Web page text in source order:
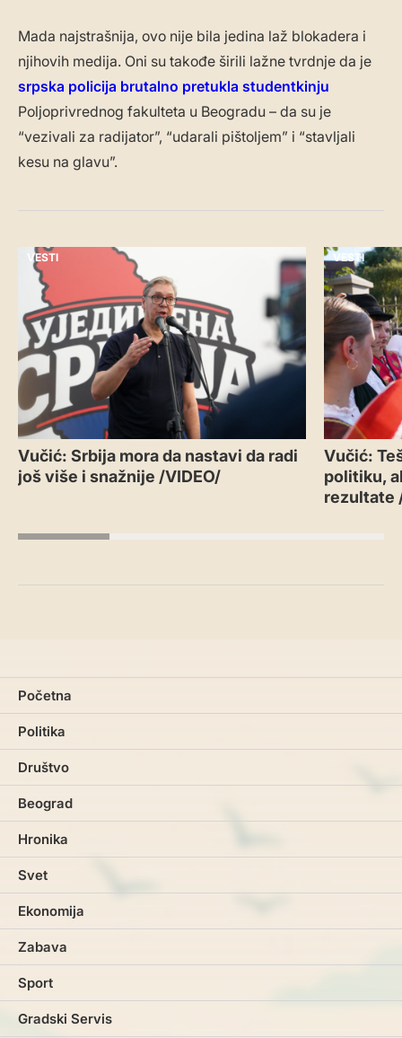
Mada najstrašnija, ovo nije bila jedina laž blokadera i
njihovih medija. Oni su takođe širili lažne tvrdnje da je
srpska policija brutalno pretukla studentkinju
Poljoprivrednog fakulteta u Beogradu – da su je
“vezivali za radijator”, “udarali pištoljem” i “stavljali
kesu na glavu”.
VESTI
Vučić: Srbija mora da nastavi da radi
još više i snažnije /VIDEO/
VESTI
Vučić:
politiku,
rezultate
Početna
Politika
Društvo
Beograd
Hronika
Svet
Ekonomija
Zabava
Sport
Gradski Servis